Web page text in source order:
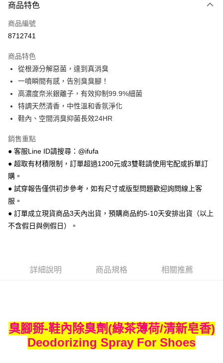
LINE Pay
Apple Pay
悠遊付
Google Pay
全盈+PAY
AFTEE先享後付
【關於「AFTEE先享後付」】
AFTEE先享後付是「在收到商品之後才付款」的支付方式。 讓您購物簡單
１．簡單：不需註冊會員、不需綁卡、不需儲值。
２．便利：只要手機號碼，簡訊認證，即可結帳。
３．安心：先確認商品／服務後，再付款。
【「AFTEE先享後付」結帳流程】
１．於結帳方式選擇「AFTEE先享後付」後，將跳轉至「AFTEE先享後付」
２．訂單成立數日內，您將收到繳費通知簡訊。
購買商品的店家。未經商家同意取消之訂單仍視為有效，需透過AFTEE先享
後付繳納相關費用。
１．透過由恩沛科技股份有限公司提供之「AFTEE先享後付」服務完成之交
易，需依本服務之必要範圍內提供個人資料，並將交易相關給付款項請求債
權轉讓予恩沛科技股份有限公司。
ATM付款
運送方式
全家 取貨付款
每筆NT$70，滿NT$999(含以上)免運費
付款後 全家取貨
每筆NT$70，滿NT$999(含以上)免運費
每筆NT$90，滿NT$999(含以上)免運費
商品特色
商品編號
8712741
商品特色
從根源分解惡菌，達到真消臭
一噴瞬間有感，告別臭臭腳！
高濃度奈米銀離子，有效抑制99.9%細菌
特調天然清香，中性溫和香氛淨化
鞋內、空間消臭抑菌長效24HR
銷售重點
● 客服Line ID請搜尋：@ifufa
● 超取有材積限制，訂單超過1200元或3雙鞋請使用宅配或拆單訂
購。
● 試穿報告僅供初步參考，如有尺寸或版型問題歡迎詢問線上客
服。
● 訂單成立現貨商品3天內出貨，預購商品約5-10天安排出貨（以上
不含假日與例假日）。
詳細說明 商品規格 相關推薦
臭腳掰-鞋內除臭劑(綠茶薄荷/清新皂香)
Deodorizing Spray For Shoes